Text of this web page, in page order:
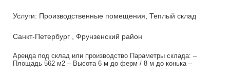
Услуги: Производственные помещения, Теплый склад
Санкт-Петербург , Фрунзенский район
Аренда под склад или производство Параметры склада: –
Площадь 562 м2 – Высота 6 м до ферм / 8 м до конька –